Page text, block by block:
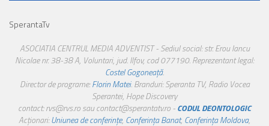
SperantaTv
ASOCIATIA CENTRUL MEDIA ADVENTIST - Sediul social: str. Erou Iancu
Nicolae nr. 38-38 A, Voluntari, jud. Ilfov, cod 077190. Reprezentant legal:
Costel Gogoneață.
Director de programe:Florin Matei. Branduri: Speranta TV, Radio Vocea
Sperantei, Hope Discovery
contact: rvs@rvs.ro sau contact@sperantatv.ro -CODUL DEONTOLOGIC
Acționari:Uniunea de conferințe, Conferința Banat, Conferința Moldova,